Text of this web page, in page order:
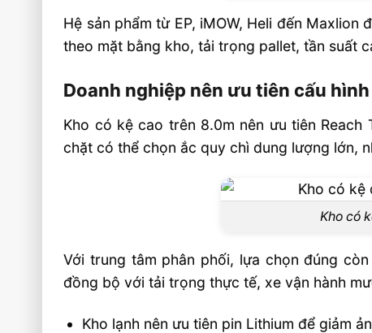
Hệ sản phẩm từ EP, iMOW, Heli đến
theo mặt bằng kho, tải trọng pallet, tần suất
Doanh nghiệp nên ưu tiên cấu
Kho có kệ cao trên 8.0m nên ưu tiên
chặt có thể chọn ắc quy chì dung lượng lớn,
Kho có
Với trung tâm phân phối, lựa chọn đúng
đồng bộ với tải trọng thực tế, xe vận hành
Kho lạnh nên ưu tiên pin Lithium để giảm